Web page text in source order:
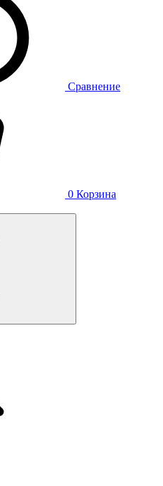
Сравнение
0 Корзина